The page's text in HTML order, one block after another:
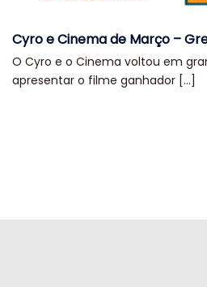
Cyro e Cinema de Março –
O Cyro e o Cinema voltou em
apresentar o filme ganhador […]